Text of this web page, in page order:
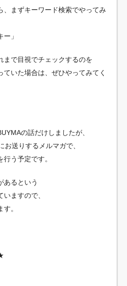
、まずキーワード検索でやってみ
」
まで目視でチェックするのを
ていた場合は、ぜひやってみてく
の話だけしましたが、
送りするメルマガで、
う予定です。
あるという
ますので、
。